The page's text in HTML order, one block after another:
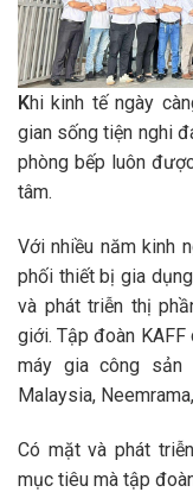
Khi kinh tế ngày
gian sống tiện nghi
phòng bếp luôn
tâm.
Với nhiều năm kinh
phối thiết bị gia
và phát triễn thị
giới. Tập đoàn
máy gia công
Malaysia,
Có mặt và phát
mục tiêu mà tập